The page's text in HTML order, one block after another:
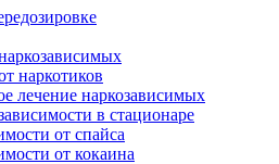
наркотиков
лечение наркозависимых
в стационаре
от спайса
от кокаина